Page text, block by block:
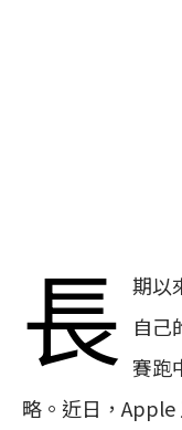
長 期以
自己
賽跑
略。近日，Apple